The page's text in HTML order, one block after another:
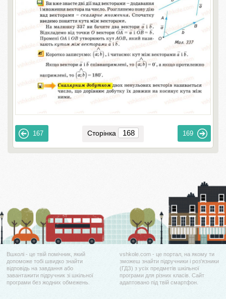
167 Сторінка 169
Вшколі - це твій помічник, який
допоможе тобі швидко знайти
відповідь на завдання або
завантажити підручник зі шкільної
програми без жодних обмежень.
vshkole.com - це портал, на якому ти
зможеш знайти підручники і роз'язники
(ГДЗ) з усіх предметів шкільної
програми для різних класів. Сайт
адаптовано під твій смартфон.